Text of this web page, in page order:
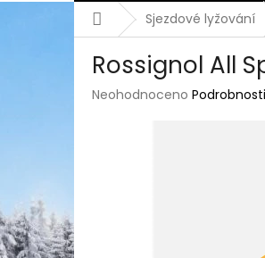
DomůSjezdové lyžování
Rossignol All
Průměrné
Neohodnoceno